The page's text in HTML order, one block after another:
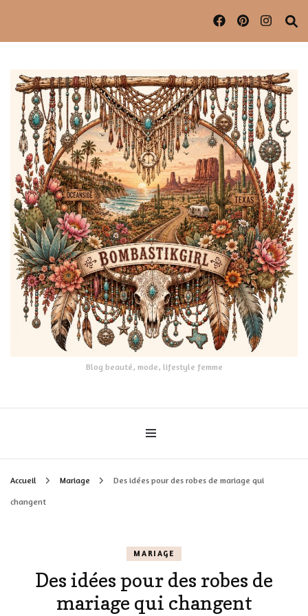
Blog beauté, mode, lifestyle femme
Accueil Mariage Des idées pour des robes de mariage qui
changent
MARIAGE
Des idées pour des robes de
mariage qui changent